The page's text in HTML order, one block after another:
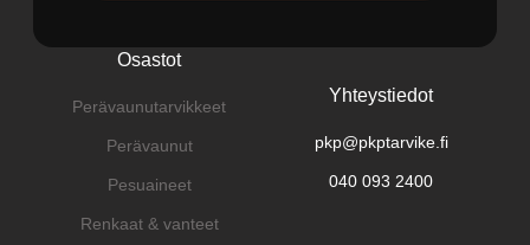
Osastot
Perävaunutarvikkeet
Perävaunut
Pesuaineet
Renkaat & vanteet
Yhteystiedot
pkp@pkptarvike.fi
040 093 2400